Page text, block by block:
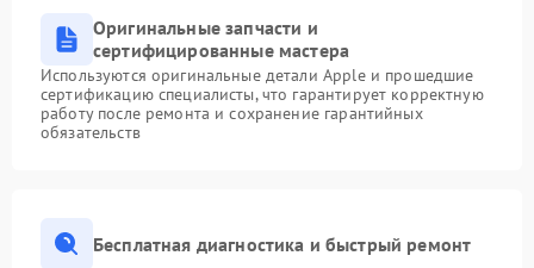
Оригинальные запчасти и
сертифицированные мастера
Используются оригинальные детали Apple и прошедшие
сертификацию специалисты, что гарантирует корректную
работу после ремонта и сохранение гарантийных
обязательств
Бесплатная диагностика и быстрый ремонт